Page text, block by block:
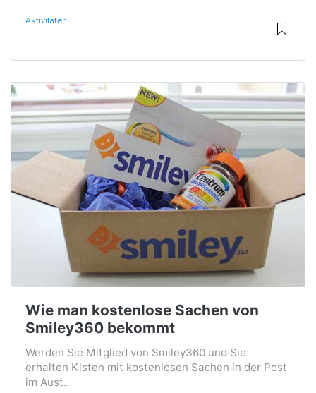
Aktivitäten
Wie man kostenlose Sachen von
Smiley360 bekommt
Werden Sie Mitglied von Smiley360 und Sie
erhalten Kisten mit kostenlosen Sachen in der Post
im Aust...